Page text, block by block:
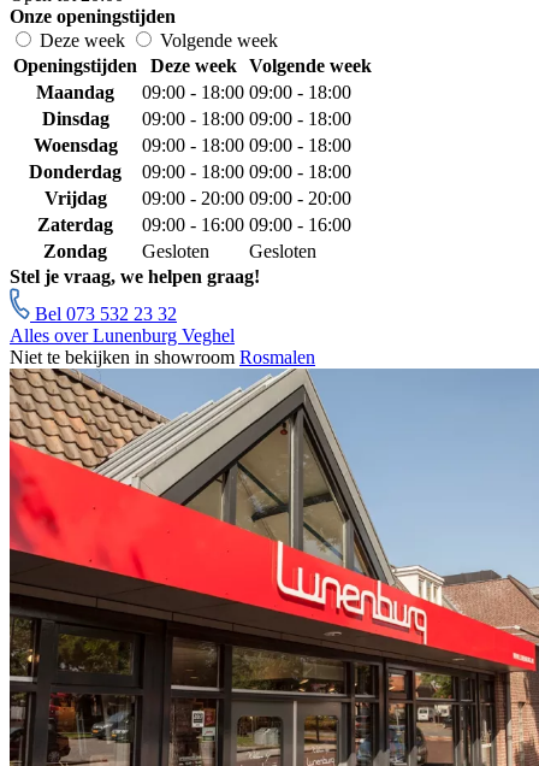
Onze openingstijden
Deze week
Volgende week
Openingstijden
Deze week
Volgende week
Maandag
09:00 - 18:00 09:00 - 18:00
Dinsdag
09:00 - 18:00 09:00 - 18:00
Woensdag
09:00 - 18:00 09:00 - 18:00
Donderdag
09:00 - 18:00 09:00 - 18:00
Vrijdag
09:00 - 20:00 09:00 - 20:00
Zaterdag
09:00 - 16:00 09:00 - 16:00
Zondag
Gesloten
Gesloten
Stel je vraag, we helpen graag!
Bel 073 532 23 32
Alles over Lunenburg Veghel
Niet te bekijken in showroom Rosmalen